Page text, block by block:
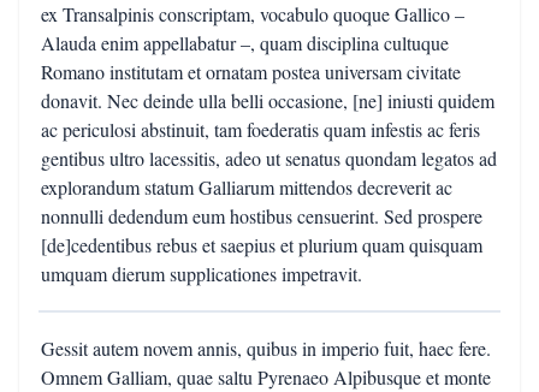
ex Transalpinis conscriptam, vocabulo quoque Gallico –
Alauda enim appellabatur –, quam disciplina cultuque
Romano institutam et ornatam postea universam civitate
donavit. Nec deinde ulla belli occasione, [ne] iniusti quidem
ac periculosi abstinuit, tam foederatis quam infestis ac feris
gentibus ultro lacessitis, adeo ut senatus quondam legatos ad
explorandum statum Galliarum mittendos decreverit ac
nonnulli dedendum eum hostibus censuerint. Sed prospere
[de]cedentibus rebus et saepius et plurium quam quisquam
umquam dierum supplicationes impetravit.
Gessit autem novem annis, quibus in imperio fuit, haec fere.
Omnem Galliam, quae saltu Pyrenaeo Alpibusque et monte